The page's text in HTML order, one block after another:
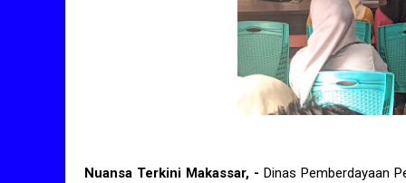
Nuansa Terkini Makassar, - Dinas Pemberdayaan